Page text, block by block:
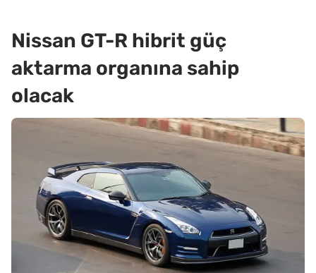
Nissan GT-R hibrit güç
aktarma organına sahip
olacak